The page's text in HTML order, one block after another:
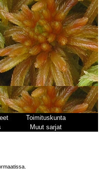
Toimituskunta
Muut sarjat